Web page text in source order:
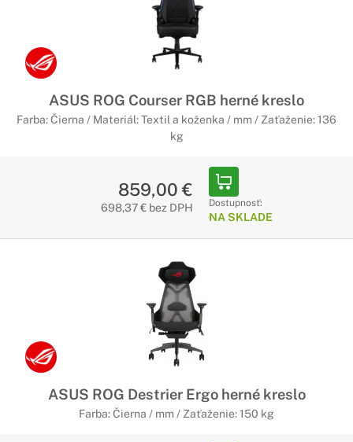
ASUS ROG Courser RGB herné kreslo
Farba: Čierna / Materiál: Textil a koženka / mm / Zaťaženie: 136
kg
859,00 €
698,37 € bez DPH Dostupnosť:
NA SKLADE
ASUS ROG Destrier Ergo herné kreslo
Farba: Čierna / mm / Zaťaženie: 150 kg